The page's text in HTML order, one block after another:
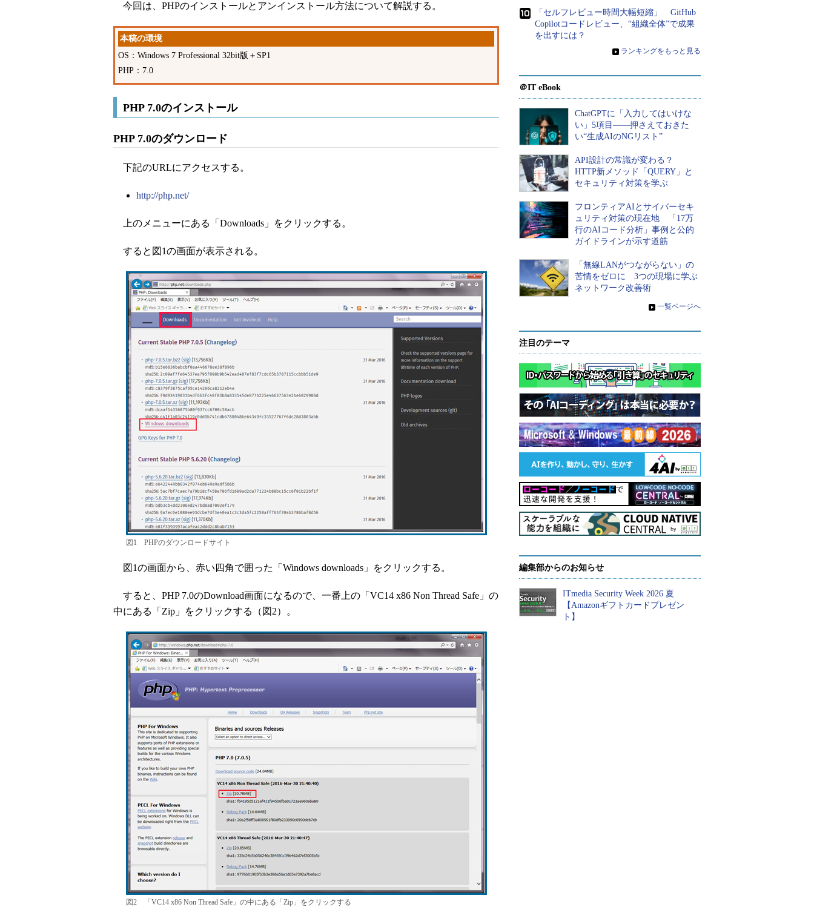
今回は、PHPのインストールとアンインストール方法について解説する。
本稿の環境
OS：Windows 7 Professional 32bit版＋SP1
PHP：7.0
PHP 7.0のインストール
PHP 7.0のダウンロード
下記のURLにアクセスする。
http://php.net/
上のメニューにある「Downloads」をクリックする。
すると図1の画面が表示される。
図1 PHPのダウンロードサイト
図1の画面から、赤い四角で囲った「Windows downloads」をクリックする。
すると、PHP 7.0のDownload画面になるので、一番上の「VC14 x86 Non Thread Safe」の
中にある「Zip」をクリックする（図2）。
図2 「VC14 x86 Non Thread Safe」の中にある「Zip」をクリックする
「セルフレビュー時間大幅短縮」 GitHub
Copilotコードレビュー、“組織全体”で成果
を出すには？
» ランキングをもっと見る
＠IT eBook
ChatGPTに「入力してはいけな
い」5項目――押さえておきた
い“生成AIのNGリスト”
API設計の常識が変わる？
HTTP新メソッド「QUERY」と
セキュリティ対策を学ぶ
フロンティアAIとサイバーセキ
ュリティ対策の現在地 「17万
行のAIコード分析」事例と公的
ガイドラインが示す道筋
「無線LANがつながらない」の
苦情をゼロに 3つの現場に学ぶ
ネットワーク改善術
» 一覧ページへ
注目のテーマ
編集部からのお知らせ
ITmedia Security Week 2026 夏
【Amazonギフトカードプレゼン
ト】